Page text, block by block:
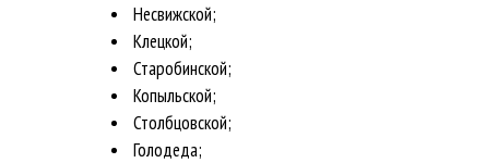
Несвижской;
Клецкой;
Старобинской;
Копыльской;
Столбцовской;
Голодеда;